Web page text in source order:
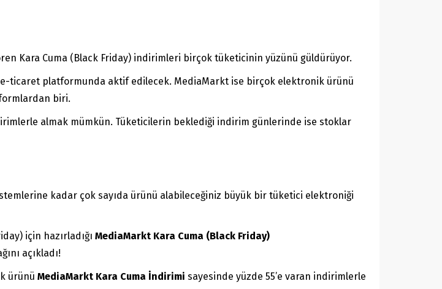
Kara Cuma (Black Friday) indirimleri birçok tüketicinin yüzünü güldürüyor.
ticaret platformunda aktif edilecek. MediaMarkt ise birçok elektronik ürünü
biri.
almak mümkün. Tüketicilerin beklediği indirim günlerinde ise stoklar
kadar çok sayıda ürünü alabileceğiniz büyük bir tüketici elektroniği
için hazırladığı MediaMarkt Kara Cuma (Black Friday)
açıkladı!
ürünü MediaMarkt Kara Cuma İndirimi sayesinde yüzde 55’e varan indirimlerle